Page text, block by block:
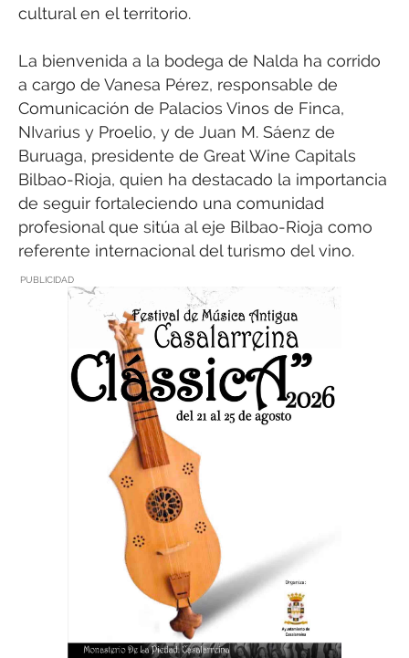
cultural en el territorio.
La bienvenida a la bodega de Nalda ha corrido
a cargo de Vanesa Pérez, responsable de
Comunicación de Palacios Vinos de Finca,
NIvarius y Proelio, y de Juan M. Sáenz de
Buruaga, presidente de Great Wine Capitals
Bilbao-Rioja, quien ha destacado la importancia
de seguir fortaleciendo una comunidad
profesional que sitúa al eje Bilbao-Rioja como
referente internacional del turismo del vino.
PUBLICIDAD